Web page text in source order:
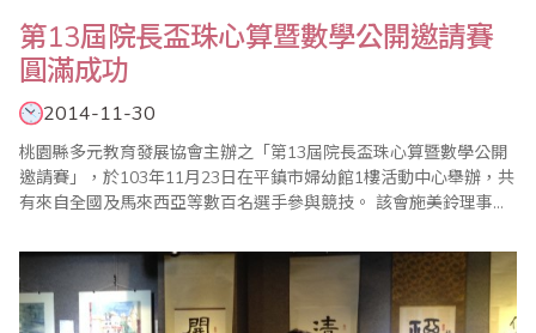
第13屆院長盃珠心算暨數學公開邀請賽
圓滿成功
2014-11-30
桃園縣多元教育發展協會主辦之「第13屆院長盃珠心算暨數學公開
邀請賽」，於103年11月23日在平鎮市婦幼館1樓活動中心舉辦，共
有來自全國及馬來西亞等數百名選手參與競技。 該會施美鈴理事長
生，不但數學能力越強，其他的學業成績也比一般同學優良，孩子
們從小藉著比賽的互動，能夠具有『勝不驕、敗不餒』的胸襟，也
能適應陌生環境的考驗，成為最頂尖的學..